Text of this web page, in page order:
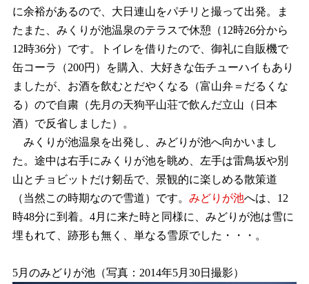
に余裕があるので、大日連山をパチリと撮って出発。ま
たまた、みくりが池温泉のテラスで休憩（12時26分から
12時36分）です。トイレを借りたので、御礼に自販機で
缶コーラ（200円）を購入、大好きな缶チューハイもあり
ましたが、お酒を飲むとだやくなる（富山弁＝だるくな
る）ので自粛（先月の天狗平山荘で飲んだ立山（日本
酒）で反省しました）。
みくりが池温泉を出発し、みどりが池へ向かいまし
た。途中は右手にみくりが池を眺め、左手は雷鳥坂や別
山とチョビットだけ剱岳で、景観的に楽しめる散策道
（当然この時期なので雪道）です。 みどりが池へは、12
時48分に到着。4月に来た時と同様に、みどりが池は雪に
埋もれて、跡形も無く、単なる雪原でした・・・。
5月のみどりが池（写真：2014年5月30日撮影）